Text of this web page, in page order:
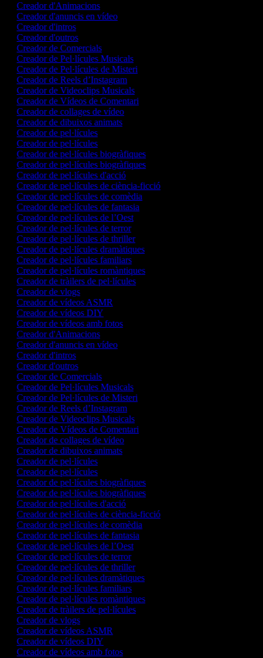
Creador d'Animacions
Creador d'anuncis en vídeo
Creador d'intros
Creador d'outros
Creador de Comercials
Creador de Pel·lícules Musicals
Creador de Pel·lícules de Misteri
Creador de Reels d’Instagram
Creador de Videoclips Musicals
Creador de Vídeos de Comentari
Creador de collages de vídeo
Creador de dibuixos animats
Creador de pel·lícules
Creador de pel·lícules
Creador de pel·lícules biogràfiques
Creador de pel·lícules biogràfiques
Creador de pel·lícules d'acció
Creador de pel·lícules de ciència-ficció
Creador de pel·lícules de comèdia
Creador de pel·lícules de fantasia
Creador de pel·lícules de l’Oest
Creador de pel·lícules de terror
Creador de pel·lícules de thriller
Creador de pel·lícules dramàtiques
Creador de pel·lícules familiars
Creador de pel·lícules romàntiques
Creador de tràilers de pel·lícules
Creador de vlogs
Creador de vídeos ASMR
Creador de vídeos DIY
Creador de vídeos amb fotos
Creador d'Animacions
Creador d'anuncis en vídeo
Creador d'intros
Creador d'outros
Creador de Comercials
Creador de Pel·lícules Musicals
Creador de Pel·lícules de Misteri
Creador de Reels d’Instagram
Creador de Videoclips Musicals
Creador de Vídeos de Comentari
Creador de collages de vídeo
Creador de dibuixos animats
Creador de pel·lícules
Creador de pel·lícules
Creador de pel·lícules biogràfiques
Creador de pel·lícules biogràfiques
Creador de pel·lícules d'acció
Creador de pel·lícules de ciència-ficció
Creador de pel·lícules de comèdia
Creador de pel·lícules de fantasia
Creador de pel·lícules de l’Oest
Creador de pel·lícules de terror
Creador de pel·lícules de thriller
Creador de pel·lícules dramàtiques
Creador de pel·lícules familiars
Creador de pel·lícules romàntiques
Creador de tràilers de pel·lícules
Creador de vlogs
Creador de vídeos ASMR
Creador de vídeos DIY
Creador de vídeos amb fotos